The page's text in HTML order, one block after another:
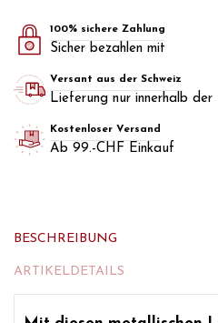
100% sichere Zahlung
Sicher bezahlen mit
Versant aus der Schweiz
Lieferung nur innerhalb der
Kostenloser Versand
Ab 99.-CHF Einkauf
BESCHREIBUNG
ARTIKELDETAILS